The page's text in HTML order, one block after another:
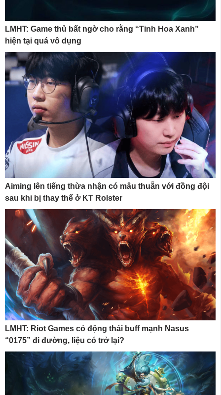
LMHT: Game thủ bất ngờ cho rằng “Tinh Hoa Xanh”
hiện tại quá vô dụng
Aiming lên tiếng thừa nhận có mâu thuẫn với đồng đội
sau khi bị thay thế ở KT Rolster
LMHT: Riot Games có động thái buff mạnh Nasus
“0175” đi đường, liệu có trở lại?